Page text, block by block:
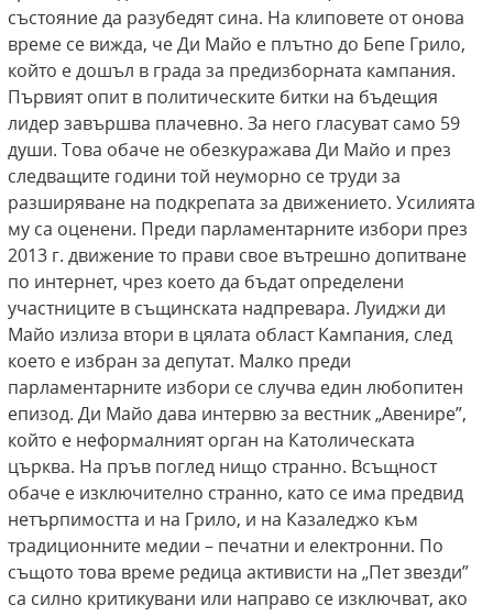
състояние да разубедят сина. На клиповете от онова
време се вижда, че Ди Майо е плътно до Бепе Грило,
който е дошъл в града за предизборната кампания.
Първият опит в политическите битки на бъдещия
лидер завършва плачевно. За него гласуват само 59
души. Това обаче не обезкуражава Ди Майо и през
следващите години той неуморно се труди за
разширяване на подкрепата за движението. Усилията
му са оценени. Преди парламентарните избори през
2013 г. движение то прави свое вътрешно допитване
по интернет, чрез което да бъдат определени
участниците в същинската надпревара. Луиджи ди
Майо излиза втори в цялата област Кампания, след
което е избран за депутат. Малко преди
парламентарните избори се случва един любопитен
епизод. Ди Майо дава интервю за вестник „Авенире”,
който е неформалният орган на Католическата
църква. На пръв поглед нищо странно. Всъщност
обаче е изключително странно, като се има предвид
нетърпимостта и на Грило, и на Казаледжо към
традиционните медии – печатни и електронни. По
същото това време редица активисти на „Пет звезди”
са силно критикувани или направо се изключват, ако